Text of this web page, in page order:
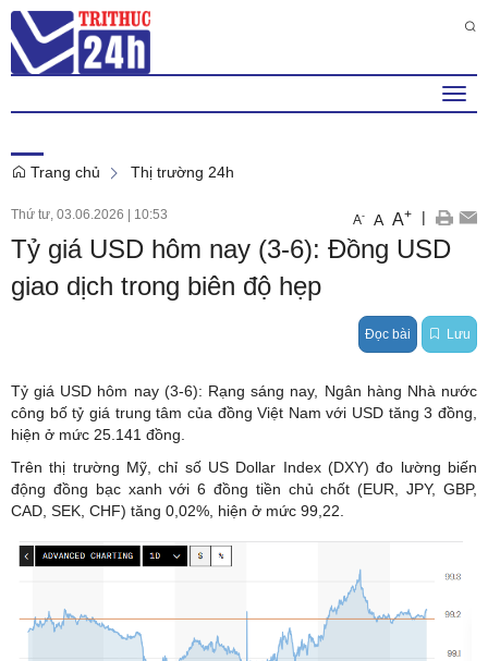
Trang chủ Thị trường 24h
Thứ tư, 03.06.2026 | 10:53 A- A A+ |
Tỷ giá USD hôm nay (3-6): Đồng USD
giao dịch trong biên độ hẹp
Đọc bài Lưu
Tỷ giá USD hôm nay (3-6): Rạng sáng nay, Ngân hàng Nhà nước
công bố tỷ giá trung tâm của đồng Việt Nam với USD tăng 3 đồng,
hiện ở mức 25.141 đồng.
Trên thị trường Mỹ , chỉ số US Dollar Index (DXY) đo lường biến
động đồng bạc xanh với 6 đồng tiền chủ chốt (EUR, JPY, GBP,
CAD, SEK, CHF) tăng 0,02%, hiện ở mức 99,22.